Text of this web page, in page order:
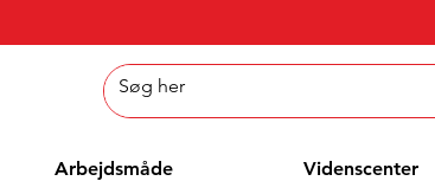
Arbejdsmåde Videnscenter